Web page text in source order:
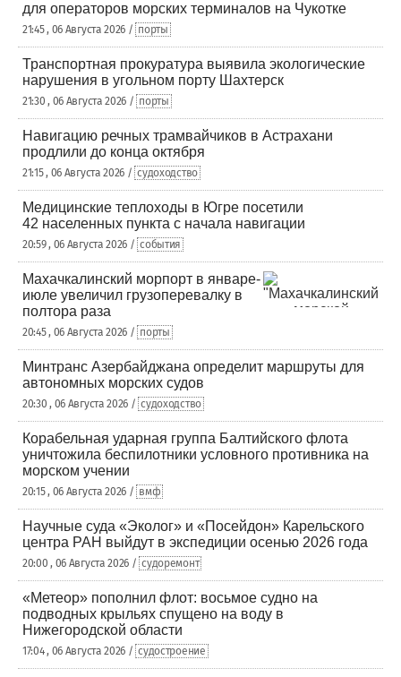
для операторов морских терминалов на Чукотке
21:45 , 06 Августа 2026 / порты
Транспортная прокуратура выявила экологические
нарушения в угольном порту Шахтерск
21:30 , 06 Августа 2026 / порты
Навигацию речных трамвайчиков в Астрахани
продлили до конца октября
21:15 , 06 Августа 2026 / судоходство
Медицинские теплоходы в Югре посетили
42 населенных пункта с начала навигации
20:59 , 06 Августа 2026 / события
Махачкалинский морпорт в январе-
июле увеличил грузоперевалку в
полтора раза
20:45 , 06 Августа 2026 / порты
Минтранс Азербайджана определит маршруты для
автономных морских судов
20:30 , 06 Августа 2026 / судоходство
Корабельная ударная группа Балтийского флота
уничтожила беспилотники условного противника на
морском учении
20:15 , 06 Августа 2026 / вмф
Научные суда «Эколог» и «Посейдон» Карельского
центра РАН выйдут в экспедиции осенью 2026 года
20:00 , 06 Августа 2026 / судоремонт
«Метеор» пополнил флот: восьмое судно на
подводных крыльях спущено на воду в
Нижегородской области
17:04 , 06 Августа 2026 / судостроение